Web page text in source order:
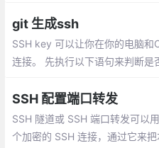
到自身的 ~/.ssh/known_hosts 中
git 生成ssh
SSH key 可以让你在你的电脑
连接。 先执行以下语句来判断是
n的步骤。
SSH 配置端口转发
SSH 隧道或 SSH 端口转发可以
个加密的 SSH 连接，通过它来